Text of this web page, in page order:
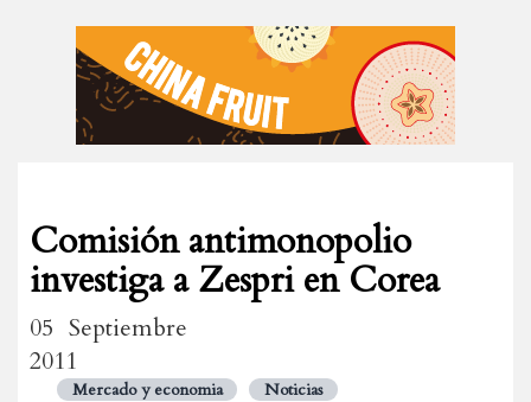
Comisión antimonopolio
investiga a Zespri en Corea
05 Septiembre
2011
Mercado y economia Noticias